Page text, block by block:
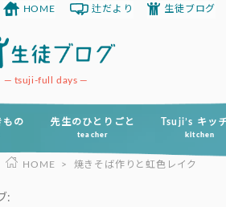
tsuji-full days
もの 先生のひとりごと
teacher
Tsuji’s キッ
kitchen
HOME 辻だより 生徒ブログ
HOME > 焼きそば作りと虹色レイク
: